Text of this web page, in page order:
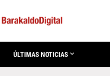
ÚLTIMAS NOTICIAS